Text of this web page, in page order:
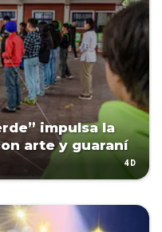
impulsa la
arte y guaraní
4D